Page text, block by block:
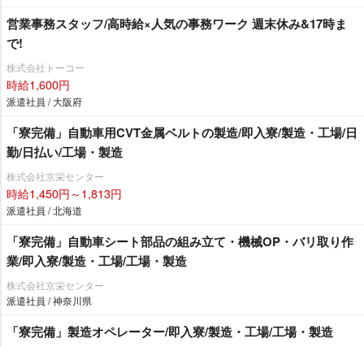
営業事務スタッフ/高時給×人気の事務ワーク 週末休み&17時ま
で!
株式会社トーコー
時給1,600円
派遣社員 / 大阪府
「寮完備」自動車用CVT金属ベルトの製造/即入寮/製造・工場/日
勤/日払い/工場・製造
株式会社京栄センター
時給1,450円～1,813円
派遣社員 / 北海道
「寮完備」自動車シート部品の組み立て・機械OP・バリ取り作
業/即入寮/製造・工場/工場・製造
株式会社京栄センター
派遣社員 / 神奈川県
「寮完備」製造オペレーター/即入寮/製造・工場/工場・製造